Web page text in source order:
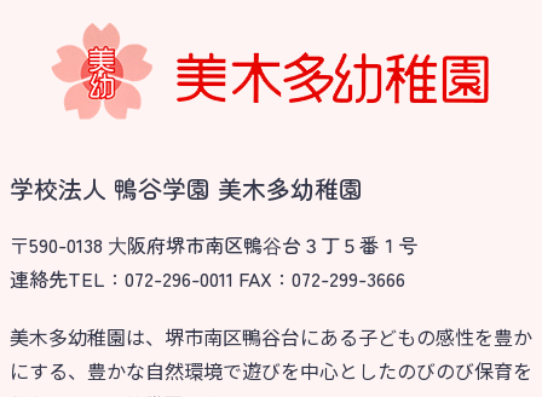
学校法人 鴨谷学園 美木多幼稚園
〒590-0138 ⼤阪府堺市南区鴨⾕台３丁５番１号
連絡先TEL：072-296-0011 FAX：072-299-3666
美木多幼稚園は、堺市南区鴨谷台にある子どもの感性を豊か
にする、豊かな自然環境で遊びを中心としたのびのび保育を